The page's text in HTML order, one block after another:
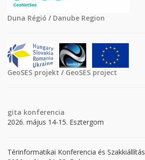
Duna Régió / Danube Region
GeoSES projekt / GeoSES project
gita konferencia
2026. május 14-15. Esztergom
Térinformatikai Konferencia és Szakkiállítás